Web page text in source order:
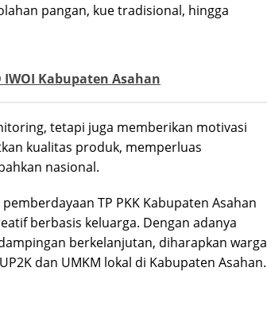
pangan, kue tradisional, hingga
Kabupaten Asahan
tetapi juga memberikan motivasi
kualitas produk, memperluas
nasional.
TP PKK Kabupaten Asahan
berbasis keluarga. Dengan adanya
berkelanjutan, diharapkan warga
dan UMKM lokal di Kabupaten Asahan.